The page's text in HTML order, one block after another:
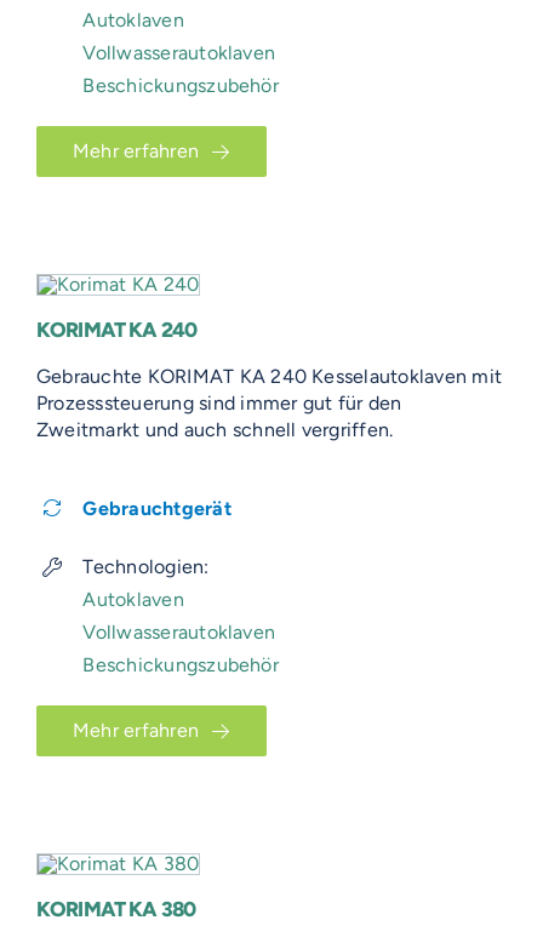
Autoklaven
Vollwasserautoklaven
Beschickungszubehör
Mehr erfahren
KORIMAT KA 240
Gebrauchte KORIMAT KA 240 Kesselautoklaven mit
Prozesssteuerung sind immer gut für den
Zweitmarkt und auch schnell vergriffen.
Gebrauchtgerät
Technologien:
Autoklaven
Vollwasserautoklaven
Beschickungszubehör
Mehr erfahren
KORIMAT KA 380